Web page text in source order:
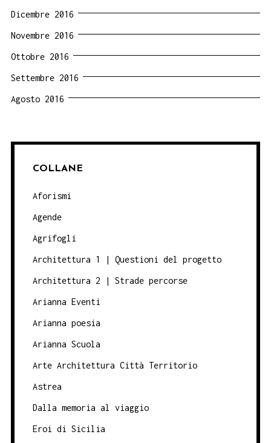
Dicembre 2016
Novembre 2016
Ottobre 2016
Settembre 2016
Agosto 2016
COLLANE
Aforismi
Agende
Agrifogli
Architettura 1 | Questioni del progetto
Architettura 2 | Strade percorse
Arianna Eventi
Arianna poesia
Arianna Scuola
Arte Architettura Città Territorio
Astrea
Dalla memoria al viaggio
Eroi di Sicilia